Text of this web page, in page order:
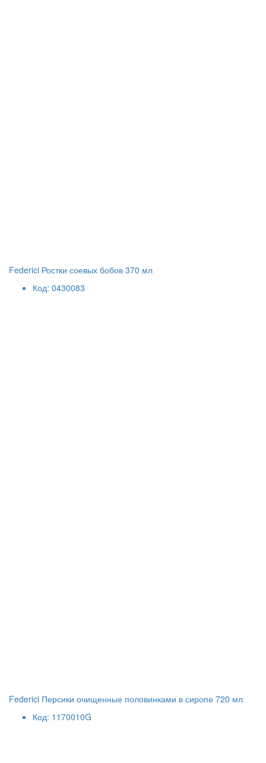
Federici Ростки соевых бобов 370 мл
Код: 0430083
Federici Персики очищенные половинками в сиропе 720 мл
Код: 1170010G